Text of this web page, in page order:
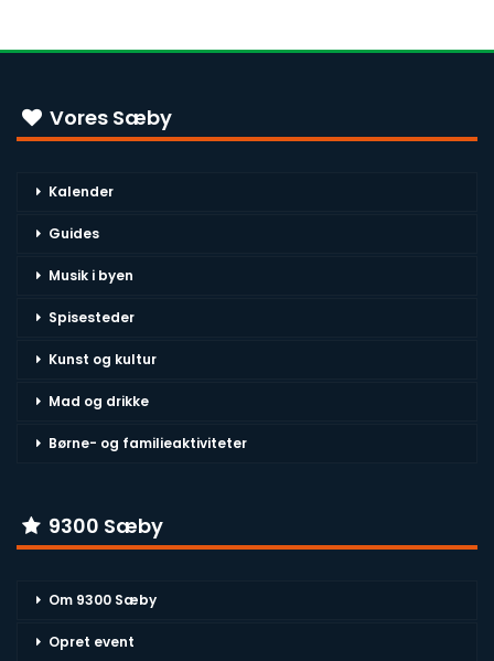
Vores Sæby
Kalender
Guides
Musik i byen
Spisesteder
Kunst og kultur
Mad og drikke
Børne- og familieaktiviteter
9300 Sæby
Om 9300 Sæby
Opret event